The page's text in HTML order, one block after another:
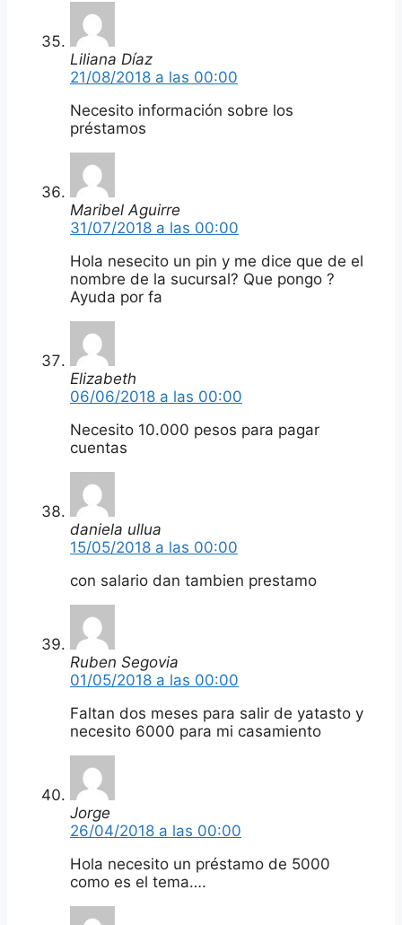
Liliana Díaz
21/08/2018 a las 00:00
Necesito información sobre los
préstamos
Maribel Aguirre
31/07/2018 a las 00:00
Hola nesecito un pin y me dice que de el
nombre de la sucursal? Que pongo ?
Ayuda por fa
Elizabeth
06/06/2018 a las 00:00
Necesito 10.000 pesos para pagar
cuentas
daniela ullua
15/05/2018 a las 00:00
con salario dan tambien prestamo
Ruben Segovia
01/05/2018 a las 00:00
Faltan dos meses para salir de yatasto y
necesito 6000 para mi casamiento
Jorge
26/04/2018 a las 00:00
Hola necesito un préstamo de 5000
como es el tema….